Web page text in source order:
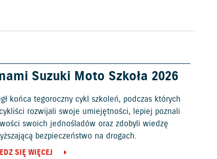
Suzuki Moto Szkoła 2026
końca tegoroczny cykl szkoleń, podczas których
rozwijali swoje umiejętności, lepiej poznali
swoich jednośladów oraz zdobyli wiedzę
bezpieczeństwo na drogach.
SIĘ WIĘCEJ